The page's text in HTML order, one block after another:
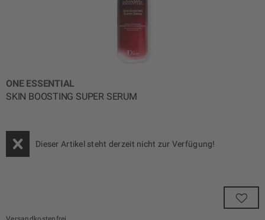
ONE ESSENTIAL
SKIN BOOSTING SUPER SERUM
Dieser Artikel steht derzeit nicht zur Verfügung!